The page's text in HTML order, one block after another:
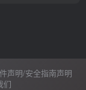
声明/安全指南声明
们